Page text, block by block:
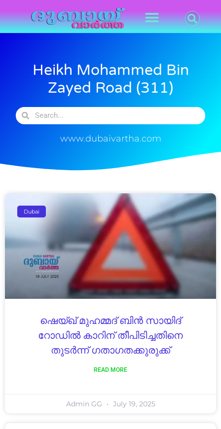
Heikh Mohammed Bin
Zayed Road (311)
www.dubaivartha.com
Dubai
ഷെയ്ഖ് മുഹമ്മദ് ബിൻ സായിദ്
റോഡിൽ കാറിന് തീപിടിച്ചതിനെ
തുടർന്ന് ഗതാഗതക്കുരുക്ക്
READ MORE
Admin GG July 19, 2025